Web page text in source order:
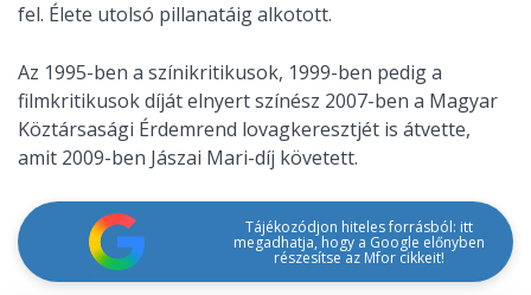
fel. Élete utolsó pillanatáig alkotott.
Az 1995-ben a színikritikusok, 1999-ben pedig a
filmkritikusok díját elnyert színész 2007-ben a Magyar
Köztársasági Érdemrend lovagkeresztjét is átvette,
amit 2009-ben Jászai Mari-díj követett.
Tájékozódjon hiteles forrásból: itt
megadhatja, hogy a Google előnyben
részesítse az Mfor cikkeit!